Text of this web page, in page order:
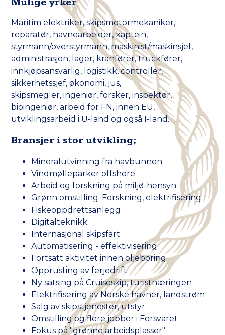
Mulige yrker
Maritim elektriker, skipsmotormekaniker,
reparatør, havnearbeider, kaptein,
styrmann/overstyrmann, maskinist/maskinsjef,
administrasjon, lager, kranfører​,truckfører,
innkjøpsansvarlig, logistikk,controller,
sikkerhetssjef, økonomi, jus,
skipsmegler, ingeniør, forsker, inspektør,
bioingeniør, arbeid for FN, innen EU,
utviklingsarbeid i U-land og også I-land.
Bransjer i stor utvikling;
Mineralutvinning fra havbunnen
Vindmølleparker offshore
Arbeid og forskning på miljø-hensyn
Grønn omstilling: Forskning, elektrifisering
Fiskeoppdrettsanlegg
Digitalteknikk
Internasjonal skipsfart
Automatisering - effektivisering
Fortsatt aktivitet innen oljeboring
Opprusting av ferjedrift
Ny satsing på Cruiseskip, turistnæringen
Elektrifisering av Norske havner, landstrøm
Salg av skipstjenester, utstyr
Omstilling og flere jobber i Forsvaret
Fokus på "grønne arbeidsplasser"